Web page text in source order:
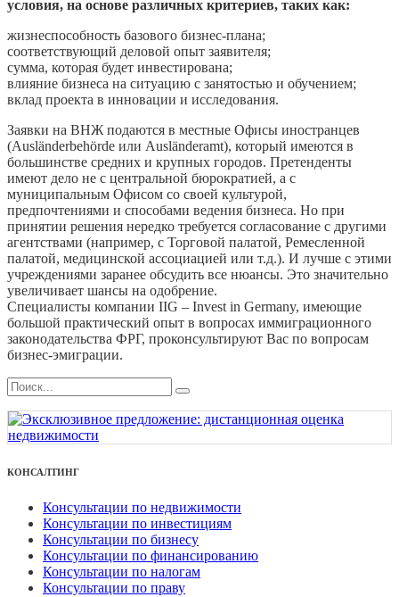
условия, на основе различных критериев, таких как:
жизнеспособность базового бизнес-плана;
соответствующий деловой опыт заявителя;
сумма, которая будет инвестирована;
влияние бизнеса на ситуацию с занятостью и обучением;
вклад проекта в инновации и исследования.
Заявки на ВНЖ подаются в местные Офисы иностранцев
(Ausländerbehörde или Ausländeramt), который имеются в
большинстве средних и крупных городов. Претенденты
имеют дело не с центральной бюрократией, а с
муниципальным Офисом со своей культурой,
предпочтениями и способами ведения бизнеса. Но при
принятии решения нередко требуется согласование с другими
агентствами (например, с Торговой палатой, Ремесленной
палатой, медицинской ассоциацией или т.д.). И лучше с этими
учреждениями заранее обсудить все нюансы. Это значительно
увеличивает шансы на одобрение.
Специалисты компании IIG – Invest in Germany, имеющие
большой практический опыт в вопросах иммиграционного
законодательства ФРГ, проконсультируют Вас по вопросам
бизнес-эмиграции.
КОНСАЛТИНГ
Консультации по недвижимости
Консультации по инвестициям
Консультации по бизнесу
Консультации по финансированию
Консультации по налогам
Консультации по праву